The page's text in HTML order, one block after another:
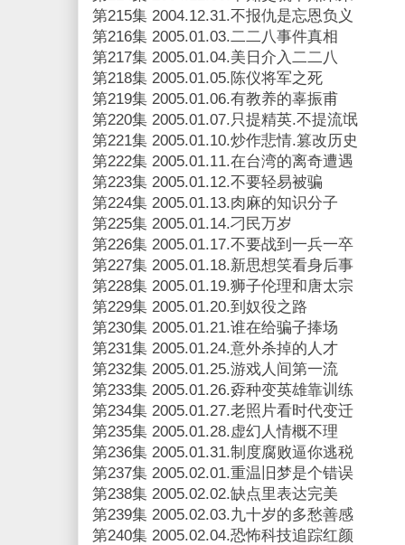
第215集 2004.12.31.不报仇是忘恩负义
第216集 2005.01.03.二二八事件真相
第217集 2005.01.04.美日介入二二八
第218集 2005.01.05.陈仪将军之死
第219集 2005.01.06.有教养的辜振甫
第220集 2005.01.07.只提精英.不提流氓
第221集 2005.01.10.炒作悲情.篡改历史
第222集 2005.01.11.在台湾的离奇遭遇
第223集 2005.01.12.不要轻易被骗
第224集 2005.01.13.肉麻的知识分子
第225集 2005.01.14.刁民万岁
第226集 2005.01.17.不要战到一兵一卒
第227集 2005.01.18.新思想笑看身后事
第228集 2005.01.19.狮子伦理和唐太宗
第229集 2005.01.20.到奴役之路
第230集 2005.01.21.谁在给骗子捧场
第231集 2005.01.24.意外杀掉的人才
第232集 2005.01.25.游戏人间第一流
第233集 2005.01.26.孬种变英雄靠训练
第234集 2005.01.27.老照片看时代变迁
第235集 2005.01.28.虚幻人情概不理
第236集 2005.01.31.制度腐败逼你逃税
第237集 2005.02.01.重温旧梦是个错误
第238集 2005.02.02.缺点里表达完美
第239集 2005.02.03.九十岁的多愁善感
第240集 2005.02.04.恐怖科技追踪红颜